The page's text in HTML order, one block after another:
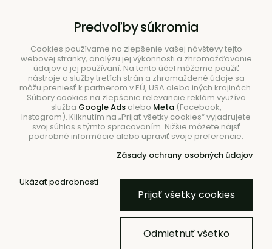
Hľadať
Kampaň %
Namixujte si dvojitú dávku
Predvoľby súkromia
Cookies používame na zlepšenie vašej návštevy tejto
webovej stránky, analýzu jej výkonnosti a zhromažďovanie
údajov o jej používaní. Na tento účel môžeme použiť
nástroje a služby tretích strán a zhromaždené údaje sa
môžu preniesť k partnerom v EÚ, USA alebo iných krajinách.
Súbory cookies na zlepšenie relevancie reklám využíva
služba Google Adsalebo Meta(Facebook,
Instagram). Kliknutím na „Prijať všetky cookies“ vyjadrujete
svoj súhlas s týmto spracovaním. Nižšie môžete nájsť
podrobné informácie alebo upraviť svoje preferencie.
Zásady ochrany osobných údajov
Ukázať podrobnosti
Prijať všetky cookies
Odmietnuť všetko